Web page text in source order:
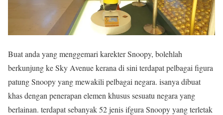
Buat anda yang menggemari karekter Snoopy, bolehlah
berkunjung ke Sky Avenue kerana di sini terdapat pelbagai figura
patung Snoopy yang mewakili pelbagai negara. isanya dibuat
khas dengan penerapan elemen khusus sesuatu negara yang
berlainan. terdapat sebanyak 52 jenis ifgura Snoopy yang terletak